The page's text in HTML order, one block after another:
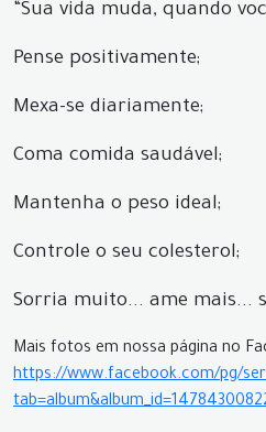
“Sua vida muda, quando
Pense positivamente;
Mexa-se diariamente;
Coma comida saudável;
Mantenha o peso ideal;
Controle o seu colesterol;
Sorria muito... ame mais...
Mais fotos em nossa página no
https://www.facebook.com/pg/